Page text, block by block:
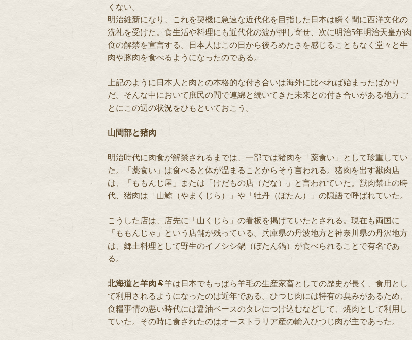
くない。
明治維新になり、これを契機に急速な近代化を目指した日本は瞬く間に西洋文化の
洗礼を受けた。食生活や料理にも近代化の波が押し寄せ、次に明治5年明治天皇が肉
食の解禁を宣言する。日本人はこの日から後ろめたさを感じることもなく堂々と牛
肉や豚肉を食べるようになったのである。
上記のように日本人と肉との本格的な付き合いは海外に比べれば始まったばかり
だ。そんな中において庶民の間で連綿と続いてきた未来との付き合いがある地方ご
とにこの辺の状況をひもといておこう。
山間部と猪肉
明治時代に肉食が解禁されるまでは、一部では猪肉を「薬食い」として珍重してい
た。「薬食い」は食べると体が温まることからそう言われる。猪肉を出す獣肉店
は、「ももんじ屋」または「けだもの店（だな）」と言われていた。獣肉禁止の時
代、猪肉は「山鯨（やまくじら）」や「牡丹（ぼたん）」の隠語で呼ばれていた。
こうした店は、店先に「山くじら」の看板を掲げていたとされる。現在も両国に
「ももんじゃ」という店舗が残っている。兵庫県の丹波地方と神奈川県の丹沢地方
は、郷土料理として野生のイノシシ鍋（ぼたん鍋）が食べられることで有名であ
る。
北海道と羊肉 🐏羊は日本でもっぱら羊毛の生産家畜としての歴史が長く、食用とし
て利用されるようになったのは近年である。ひつじ肉には特有の臭みがあるため、
食糧事情の悪い時代には醤油ベースのタレにつけ込むなどして、焼肉として利用し
ていた。その時に食されたのはオーストラリア産の輸入ひつじ肉が主であった。